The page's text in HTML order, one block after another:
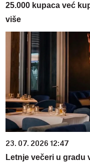
25.000 kupaca već
više
23. 07. 2026 12:47
Letnje večeri u gradu